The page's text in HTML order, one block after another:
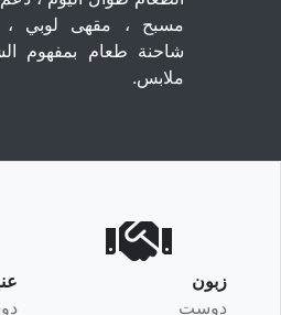
مسبح ، مقهى لوبي
شاحنة طعام بمفهوم
ملابس.
زبون
دوسِت